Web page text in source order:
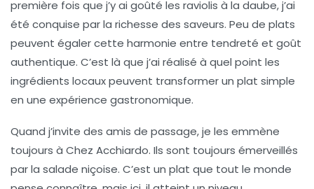
première fois que j’y ai goûté les raviolis à la daube, j’ai
été conquise par la richesse des saveurs. Peu de plats
peuvent égaler cette harmonie entre tendreté et goût
authentique. C’est là que j’ai réalisé à quel point les
ingrédients locaux peuvent transformer un plat simple
en une expérience gastronomique.
Quand j’invite des amis de passage, je les emmène
toujours à Chez Acchiardo. Ils sont toujours émerveillés
par la salade niçoise. C’est un plat que tout le monde